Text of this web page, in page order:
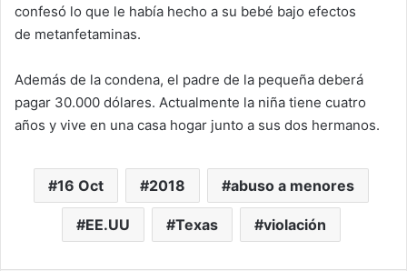
confesó lo que le había hecho a su bebé bajo efectos
de metanfetaminas.
Además de la condena, el padre de la pequeña deberá
pagar 30.000 dólares. Actualmente la niña tiene cuatro
años y vive en una casa hogar junto a sus dos hermanos.
16 Oct 2018 abuso a menores
EE.UU Texas violación